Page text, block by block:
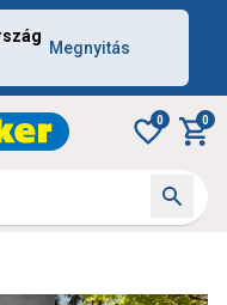
Megnyitás
0 0